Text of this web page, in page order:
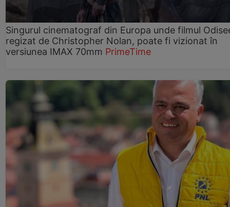
Singurul cinematograf din Europa unde filmul
regizat de Christopher Nolan, poate fi vizionat în
versiunea IMAX 70mm PrimeTime